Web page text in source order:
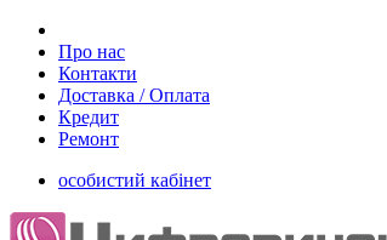
Про нас
Контакти
Доставка / Оплата
Кредит
Ремонт
особистий кабінет